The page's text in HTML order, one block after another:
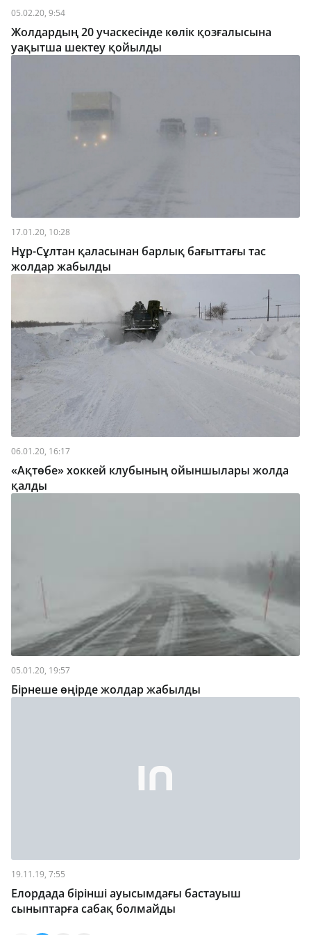
05.02.20, 9:54
Жолдардың 20 учаскесінде көлік қозғалысына
уақытша шектеу қойылды
17.01.20, 10:28
Нұр-Сұлтан қаласынан барлық бағыттағы тас
жолдар жабылды
06.01.20, 16:17
«Ақтөбе» хоккей клубының ойыншылары жолда
қалды
05.01.20, 19:57
Бірнеше өңірде жолдар жабылды
19.11.19, 7:55
Елордада бірінші ауысымдағы бастауыш
сыныптарға сабақ болмайды